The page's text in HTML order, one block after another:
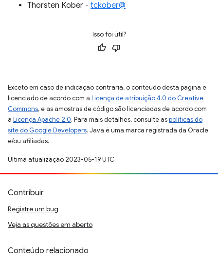
Thorsten Kober - tckober@
Isso foi útil?
Exceto em caso de indicação contrária, o conteúdo desta página é
licenciado de acordo com a Licença de atribuição 4.0 do Creative
Commons, e as amostras de código são licenciadas de acordo com
a Licença Apache 2.0. Para mais detalhes, consulte aspolíticas do
site do Google Developers. Java é uma marca registrada da Oracle
e/ou afiliadas.
Última atualização 2023-05-19 UTC.
Contribuir
Registre um bug
Veja as questões em aberto
Conteúdo relacionado